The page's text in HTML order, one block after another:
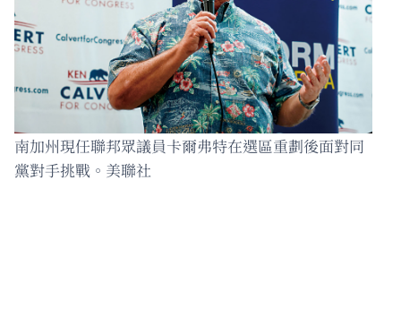
南加州現任聯邦眾議員卡爾弗特在選區重劃後面對同
黨對手挑戰。美聯社